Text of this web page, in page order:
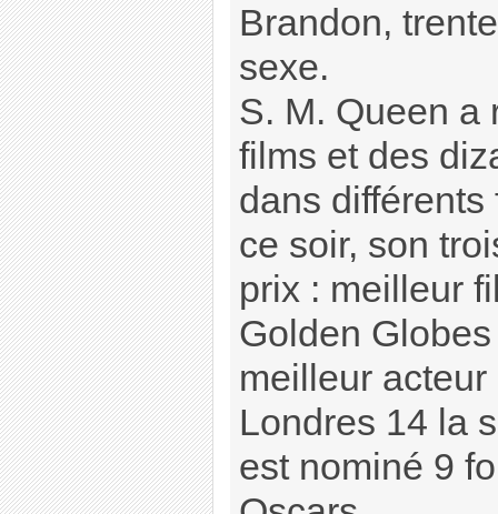
Brandon,
sexe.
S. M. Queen a
films et des
dans
ce soir, son
prix : meilleur
Golden
meilleur
Londres 14 la
est nominé 9